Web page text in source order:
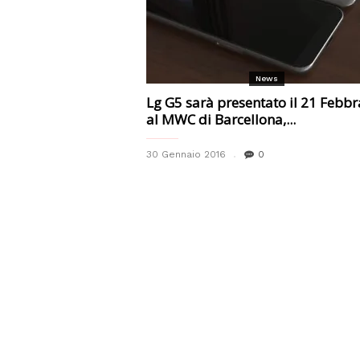
News
Lg G5 sarà presentato il 21
al MWC di Barcellona,...
30 Gennaio 2016 0